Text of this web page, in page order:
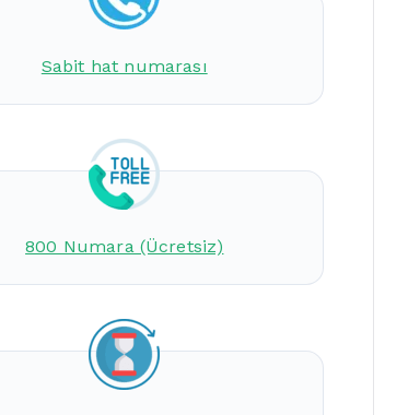
Sabit hat numarası
800 Numara (Ücretsiz)